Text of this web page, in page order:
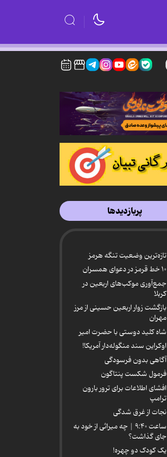
پربازدیدها
تازه‌ترین وضعیت تنگه هرمز
۱۰ خط قرمز در دعوای همسران
جمع‌آوری موکب‌های اربعین در
کربلا
بازگشت زوار اربعین حسینی از مرز
مهران
شاه کلید دوستی با حضرت امیر
اوکراین سند منگوله‌دار آمریکا!
آگاهی بدون فرسودگی
فرمول شکست پنتاگون
افشای اطلاعات برای ترور بارون
ترامپ
نجات از غرق شدگی
ساعت ۹:۴۰ | چه میراثی از خود به
جای گذاشت؟
یک کودک دو چهره!